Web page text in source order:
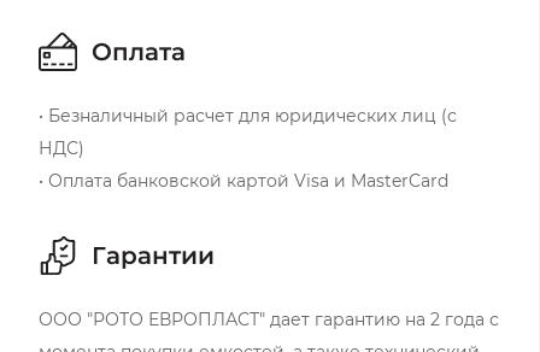
Оплата
• Безналичный расчет для юридических лиц (с
НДС)
• Оплата банковской картой Visa и MasterCard
Гарантии
ООО "РОТО ЕВРОПЛАСТ" дает гарантию на 2 года с